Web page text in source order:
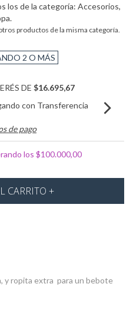
los de la categoría: Accesorios,
productos de la misma categoría.
2 O MÁS
DE $16.695,67
con Transferencia
de pago
los $100.000,00
y ropita extra para un bebote